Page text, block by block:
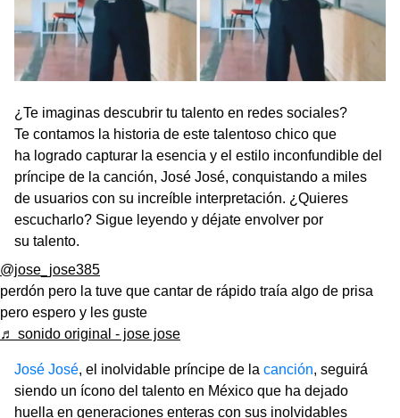
¿Te imaginas descubrir tu talento en redes sociales?
Te contamos la historia de este talentoso chico que
ha logrado capturar la esencia y el estilo inconfundible del
príncipe de la canción, José José, conquistando a miles
de usuarios con su increíble interpretación. ¿Quieres
escucharlo? Sigue leyendo y déjate envolver por
su talento.
@jose_jose385
perdón pero la tuve que cantar de rápido traía algo de prisa
pero espero y les guste
♬ sonido original - jose jose
José José, el inolvidable príncipe de la canción, seguirá
siendo un ícono del talento en México que ha dejado
huella en generaciones enteras con sus inolvidables